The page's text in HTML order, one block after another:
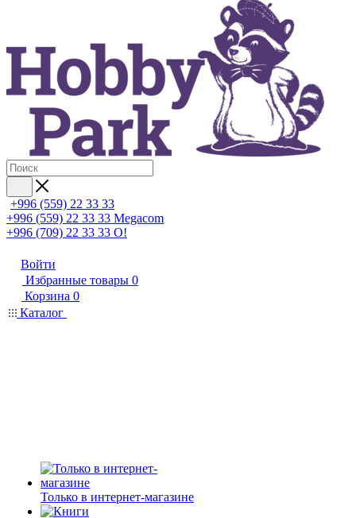
+996 (559) 22 33 33
+996 (559) 22 33 33 Megacom
+996 (709) 22 33 33 O!
Войти
Избранные товары 0
Корзина 0
Каталог
Только в интернет-магазине